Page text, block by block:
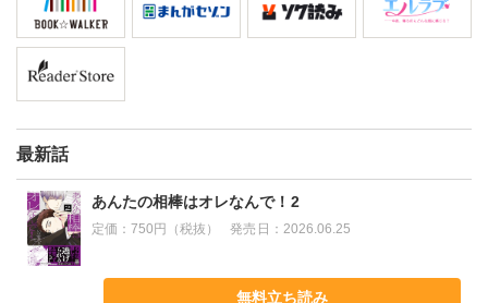
最新話
あんたの相棒はオレなんで！2
定価：750円（税抜） 発売日： 2026.06.25
無料立ち読み